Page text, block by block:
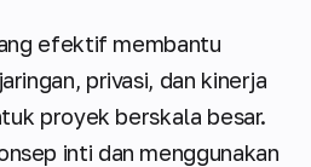
efektif membantu
privasi, dan kinerja
proyek berskala besar.
inti dan menggunakan